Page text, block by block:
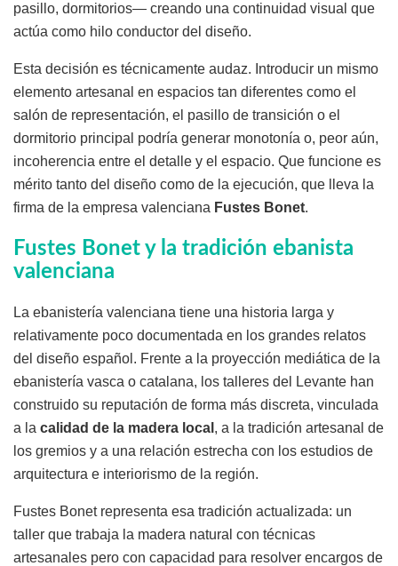
pasillo, dormitorios— creando una continuidad visual que
actúa como hilo conductor del diseño.
Esta decisión es técnicamente audaz. Introducir un mismo
elemento artesanal en espacios tan diferentes como el
salón de representación, el pasillo de transición o el
dormitorio principal podría generar monotonía o, peor aún,
incoherencia entre el detalle y el espacio. Que funcione es
mérito tanto del diseño como de la ejecución, que lleva la
firma de la empresa valenciana Fustes Bonet.
Fustes Bonet y la tradición ebanista
valenciana
La ebanistería valenciana tiene una historia larga y
relativamente poco documentada en los grandes relatos
del diseño español. Frente a la proyección mediática de la
ebanistería vasca o catalana, los talleres del Levante han
construido su reputación de forma más discreta, vinculada
a la calidad de la madera local , a la tradición artesanal de
los gremios y a una relación estrecha con los estudios de
arquitectura e interiorismo de la región.
Fustes Bonet representa esa tradición actualizada: un
taller que trabaja la madera natural con técnicas
artesanales pero con capacidad para resolver encargos de